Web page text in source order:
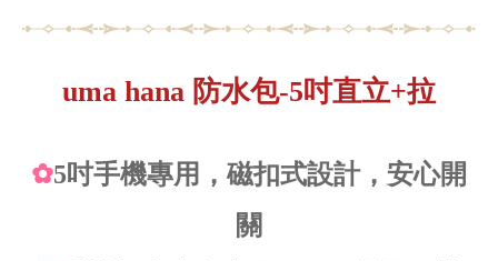
uma hana 防水包-5吋直立+拉
✿5吋手機專用，磁扣式設計，安心開
關